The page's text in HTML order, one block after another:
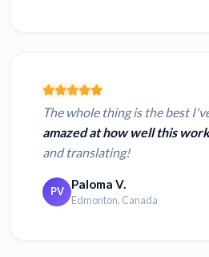
The whole thing is the best
amazed at how well this
and translating!
PV Paloma V.
Edmonton, Canada